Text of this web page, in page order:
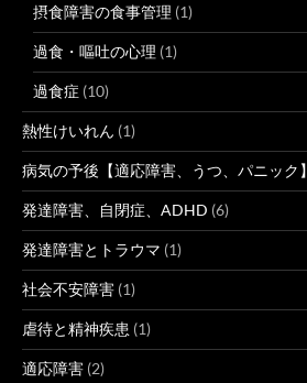
摂食障害の食事管理 (1)
過食・嘔吐の心理 (1)
過食症 (10)
熱性けいれん (1)
病気の予後【適応障害、うつ、パニック】
発達障害、自閉症、ADHD (6)
発達障害とトラウマ (1)
社会不安障害 (1)
虐待と精神疾患 (1)
適応障害 (2)